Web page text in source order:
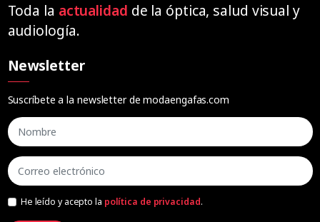
Toda la actualidad de la óptica, salud visual y
audiología.
Newsletter
Suscríbete a la newsletter de modaengafas.com
He leído y acepto la política de privacidad.